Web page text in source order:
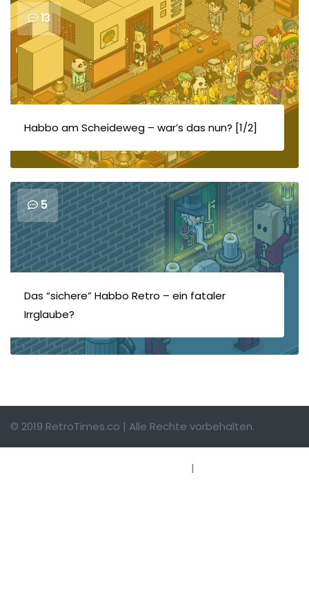
13
Habbo am Scheideweg – war’s das nun? [1/2]
5
Das “sichere” Habbo Retro – ein fataler
Irrglaube?
© 2019 RetroTimes.co | Alle Rechte vorbehalten.
|